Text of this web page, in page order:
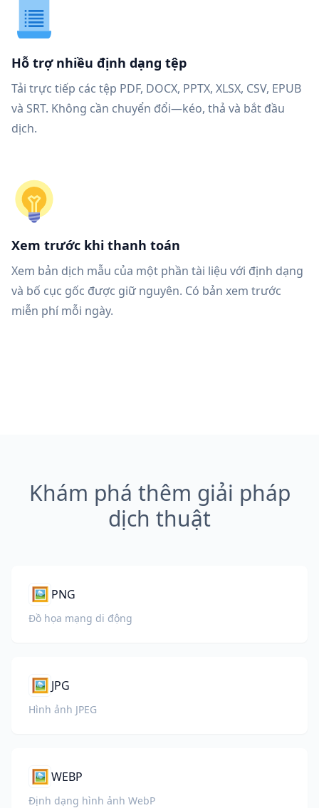
Hỗ trợ nhiều định dạng tệp
Tải trực tiếp các tệp PDF, DOCX, PPTX, XLSX, CSV, EPUB
và SRT. Không cần chuyển đổi—kéo, thả và bắt đầu
dịch.
Xem trước khi thanh toán
Xem bản dịch mẫu của một phần tài liệu với định dạng
và bố cục gốc được giữ nguyên. Có bản xem trước
miễn phí mỗi ngày.
Khám phá thêm giải pháp
dịch thuật
🖼️ PNG
Đồ họa mạng di động
🖼️ JPG
Hình ảnh JPEG
🖼️ WEBP
Định dạng hình ảnh WebP